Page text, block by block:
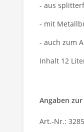
- aus
- mit
- auch zum
Inhalt 12
Angaben
Art.-Nr.: